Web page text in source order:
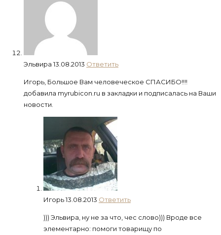
Эльвира13.08.2013 Ответить
Игорь, Большое Вам человеческое СПАСИБО!!!!
добавила myrubicon.ru в закладки и подписалась на Ваши
новости.
Игорь13.08.2013 Ответить
))) Эльвира, ну не за что, чес слово))) Вроде все
элементарно: помоги товарищу по